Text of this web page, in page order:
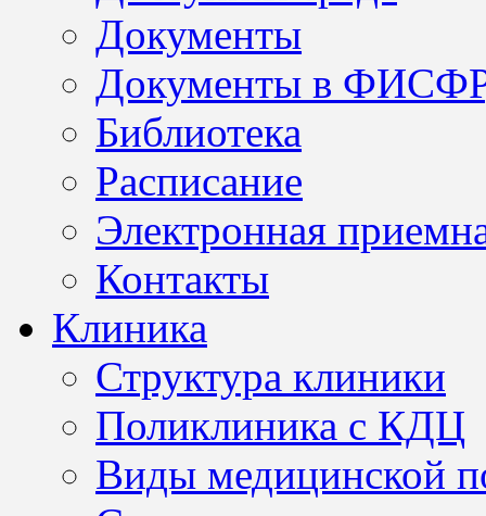
Документы
Документы в
Библиотека
Расписание
Электронная
Контакты
Клиника
Структура клиники
Поликлиника с КДЦ
Виды медицинской